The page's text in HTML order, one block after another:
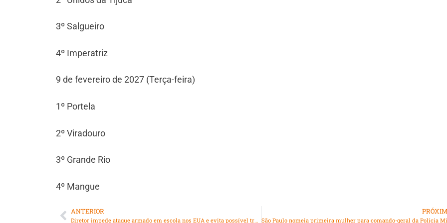
3º Salgueiro
4º Imperatriz
9 de fevereiro de 2027 (Terça-feira)
1º Portela
2º Viradouro
3º Grande Rio
4º Mangue
ANTERIOR
Diretor impede ataque armado em escola nos EUA e evita possível tragédia